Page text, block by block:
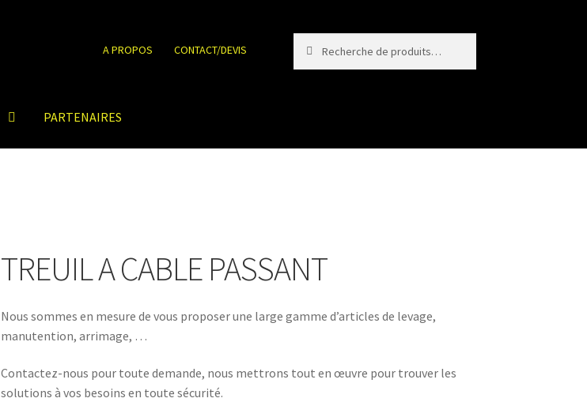
A PROPOS CONTACT/DEVIS
pour :
PARTENAIRES
TREUIL A CABLE PASSANT
Nous sommes en mesure de vous proposer une large gamme d’articles de levage,
manutention, arrimage, …
Contactez-nous pour toute demande, nous mettrons tout en œuvre pour trouver les
solutions à vos besoins en toute sécurité.